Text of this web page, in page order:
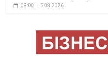
08:00 | 5.08.2026